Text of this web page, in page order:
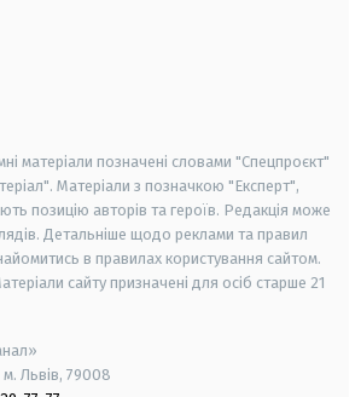
матеріали позначені словами "Спецпроєкт"
Матеріали з позначкою "Експерт",
позицію авторів та героїв. Редакція може
Детальніше щодо реклами та правил
в правилах користування сайтом.
сайту призначені для осіб старше 21
Львів, 79008